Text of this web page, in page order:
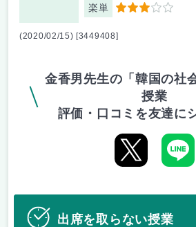
楽単 3
(2020/02/15) [3449408]
金香男先生の「韓国の社
授業
評価・口コミを友達に
出席を取らない授業